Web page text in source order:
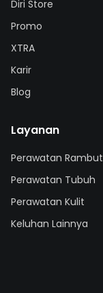
Diri Store
Promo
XTRA
Karir
Blog
Layanan
Perawatan Rambut
Perawatan Tubuh
Perawatan Kulit
Keluhan Lainnya